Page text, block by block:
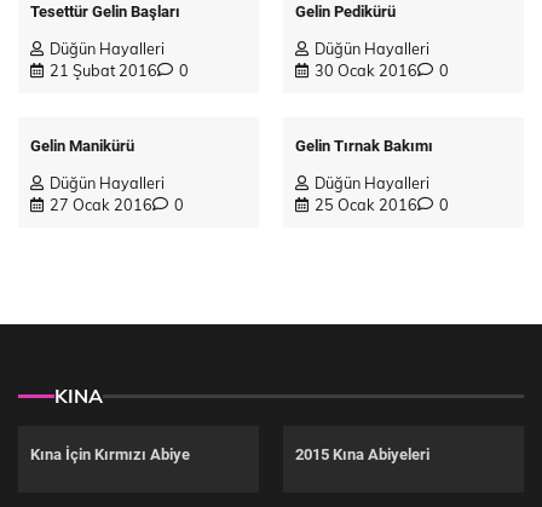
Tesettür Gelin Başları
Düğün Hayalleri
21 Şubat 2016
0
Gelin Pedikürü
Düğün Hayalleri
30 Ocak 2016
0
Gelin Manikürü
Düğün Hayalleri
27 Ocak 2016
0
Gelin Tırnak Bakımı
Düğün Hayalleri
25 Ocak 2016
0
KINA
Kına İçin Kırmızı Abiye 2015 Kına Abiyeleri